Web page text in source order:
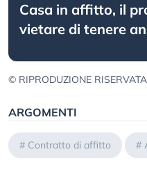
Casa in affitto, il
vietare di tenere
© RIPRODUZIONE RISERVATA
ARGOMENTI
# Contratto di affitto #